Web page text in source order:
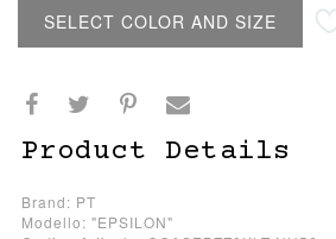
SELECT COLOR AND SIZE
Product Details
Brand: PT
Modello: "EPSILON"